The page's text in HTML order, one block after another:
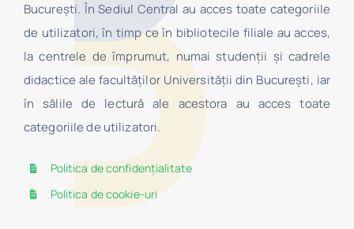
Bucureşti. În Sediul Central au acces toate categoriile
de utilizatori, în timp ce în bibliotecile filiale au acces,
la centrele de împrumut, numai studenţii şi cadrele
didactice ale facultăților Universității din București, iar
în sălile de lectură ale acestora au acces toate
categoriile de utilizatori.
Politica de confidențialitate
Politica de cookie-uri